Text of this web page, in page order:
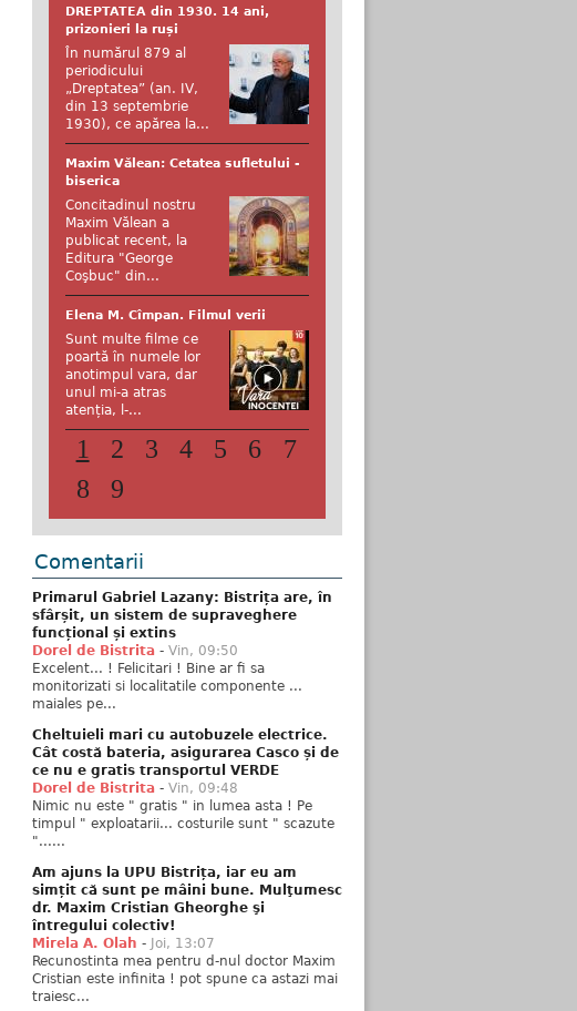
DREPTATEA din 1930. 14 ani,
prizonieri la ruși
În numărul 879 al
periodicului
„Dreptatea” (an. IV,
din 13 septembrie
1930), ce apărea la...
Maxim Vălean: Cetatea sufletului -
biserica
Concitadinul nostru
Maxim Vălean a
publicat recent, la
Editura "George
Coşbuc" din...
Elena M. Cîmpan. Filmul verii
Sunt multe filme ce
poartă în numele lor
anotimpul vara, dar
unul mi-a atras
atenția, l-...
1 2 3 4 5 6
7
8
9
Comentarii
Primarul Gabriel Lazany: Bistrița are, în
sfârșit, un sistem de supraveghere
funcțional și extins
Dorel de Bistrita - Vin, 09:50
Excelent... ! Felicitari ! Bine ar fi sa
monitorizati si localitatile componente ...
maiales pe...
Cheltuieli mari cu autobuzele electrice.
Cât costă bateria, asigurarea Casco și de
ce nu e gratis transportul VERDE
Dorel de Bistrita - Vin, 09:48
Nimic nu este " gratis " in lumea asta ! Pe
timpul " exploatarii... costurile sunt " scazute
"......
Am ajuns la UPU Bistrița, iar eu am
simțit că sunt pe mâini bune. Mulţumesc
dr. Maxim Cristian Gheorghe şi
întregului colectiv!
Mirela A. Olah - Joi, 13:07
Recunostinta mea pentru d-nul doctor Maxim
Cristian este infinita ! pot spune ca astazi mai
traiesc...